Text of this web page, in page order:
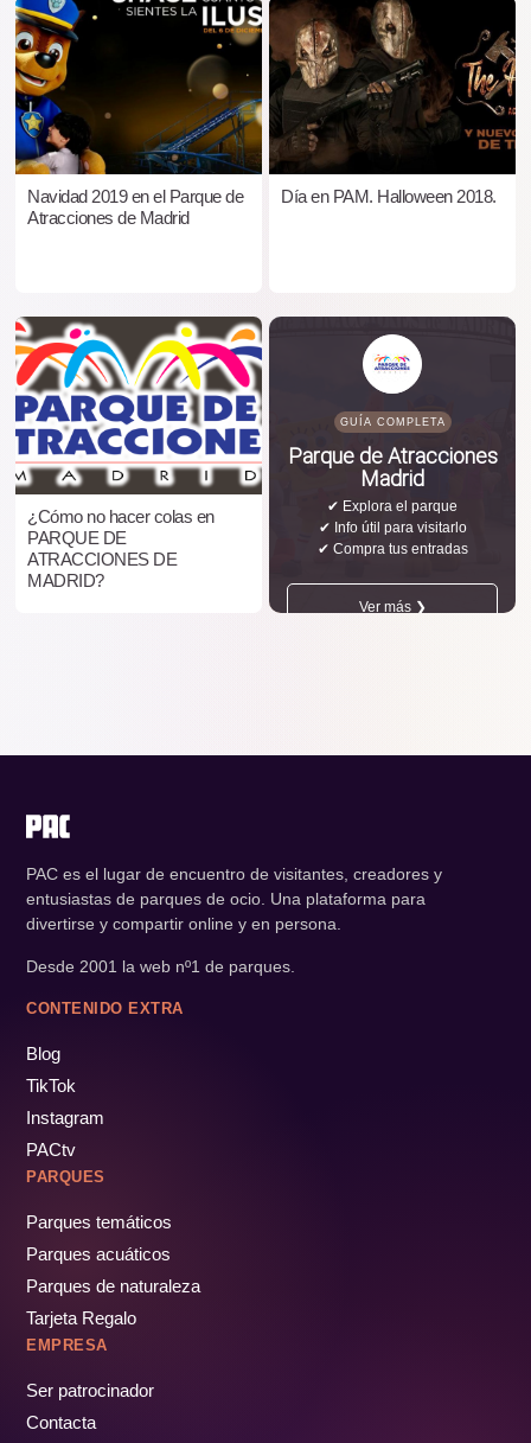
Navidad 2019 en el Parque de
Atracciones de Madrid
Día en PAM. Halloween 2018.
¿Cómo no hacer colas en
PARQUE DE
ATRACCIONES DE
MADRID?
GUÍA COMPLETA
Parque de Atracciones
Madrid
✔ Explora el parque
✔ Info útil para visitarlo
✔ Compra tus entradas
Ver más ❯
PAC es el lugar de encuentro de visitantes, creadores y
entusiastas de parques de ocio. Una plataforma para
divertirse y compartir online y en persona.
Desde 2001 la web nº1 de parques.
CONTENIDO EXTRA
Blog
TikTok
Instagram
PACtv
PARQUES
Parques temáticos
Parques acuáticos
Parques de naturaleza
Tarjeta Regalo
EMPRESA
Ser patrocinador
Contacta